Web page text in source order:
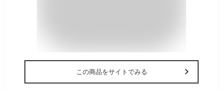
この商品をサイトでみる